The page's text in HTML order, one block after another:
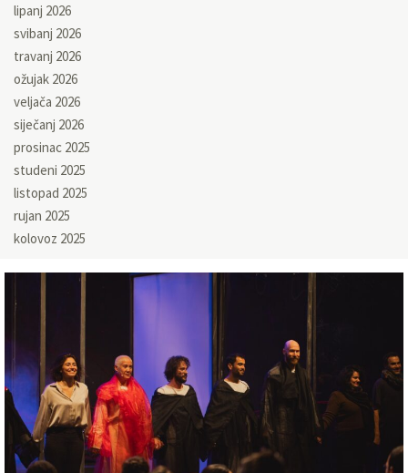
lipanj 2026
svibanj 2026
travanj 2026
ožujak 2026
veljača 2026
siječanj 2026
prosinac 2025
studeni 2025
listopad 2025
rujan 2025
kolovoz 2025